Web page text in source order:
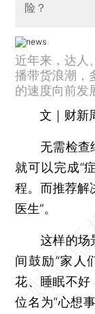
险？
近年来，达人
播带货浪潮，
的速度向前发
文｜财新
无需检查结
就可以完成“
程。而推荐解
医生”。
这样的场
间鼓励“家人
花、睡眠不好
位名为“心想